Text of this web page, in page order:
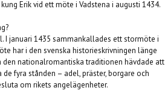
Erik vid ett möte i Vadstena i augusti 1434.
I januari 1435 sammankallades ett stormöte i
har i den svenska historieskrivningen länge
den nationalromantiska traditionen hävdade att
fyra stånden – adel, präster, borgare och
om rikets angelägenheter.